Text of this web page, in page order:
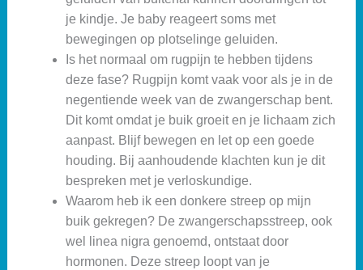
je kindje. Je baby reageert soms met
bewegingen op plotselinge geluiden.
Is het normaal om rugpijn te hebben tijdens
deze fase? Rugpijn komt vaak voor als je in de
negentiende week van de zwangerschap bent.
Dit komt omdat je buik groeit en je lichaam zich
aanpast. Blijf bewegen en let op een goede
houding. Bij aanhoudende klachten kun je dit
bespreken met je verloskundige.
Waarom heb ik een donkere streep op mijn
buik gekregen? De zwangerschapsstreep, ook
wel linea nigra genoemd, ontstaat door
hormonen. Deze streep loopt van je